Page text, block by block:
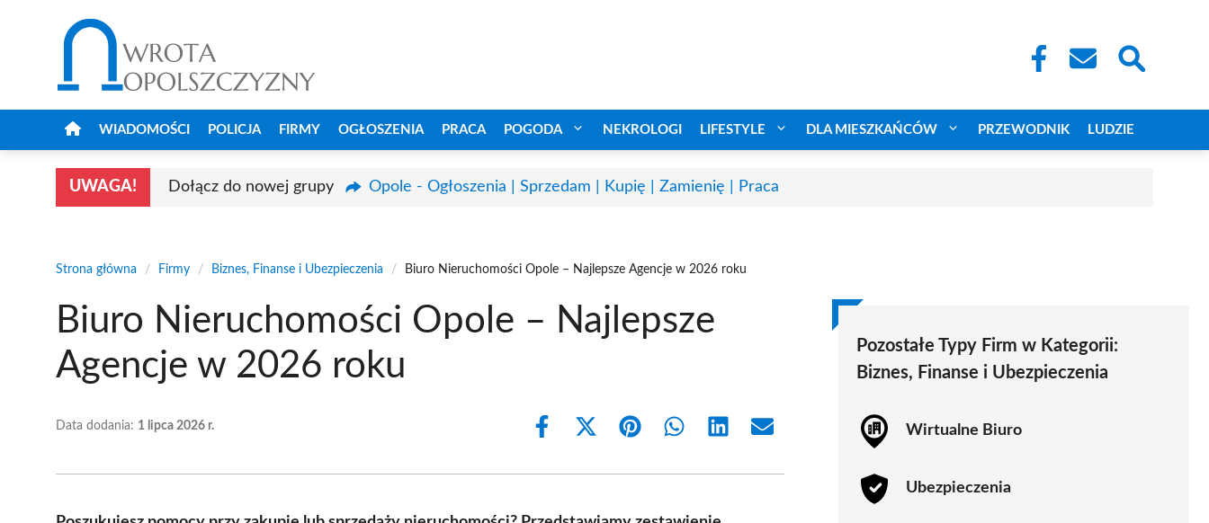
WIADOMOŚCI POLICJA FIRMY OGŁOSZENIA PRACA POGODA NEKROLOGI LIFESTYLE DLA MIESZKAŃCÓW PRZEWODNIK LUDZIE
UWAGA! Dołącz do nowej grupy Opole - Ogłoszenia | Sprzedam | Kupię | Zamienię | Praca
Strona główna / Firmy / Biznes, Finanse i Ubezpieczenia / Biuro Nieruchomości Opole – Najlepsze Agencje w 2026 roku
Biuro Nieruchomości Opole – Najlepsze
Agencje w 2026 roku
Data dodania: 1 lipca 2026 r.
Share
Share
(Twitter)
Share Share Share Share
Pozostałe Typy Firm w Kategorii:
Biznes, Finanse i Ubezpieczenia
Wirtualne Biuro
Ubezpieczenia